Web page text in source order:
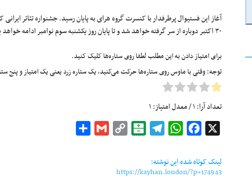
آغاز این فستیوال پرطرفدار با کنسرت گروه هرای به پایان رسید. جشنواره تئاتر
۳۰ اکتبر دوباره از سر گرفته خواهد شد و تا پایان روز یکشنبه سوم نوامبر ادامه خواهد یافت.
برای امتیاز دادن به این مطلب لطفا روی ستاره‌ها کلیک کنید.
توجه: وقتی با ماوس روی ستاره‌ها حرکت می‌کنید، یک ستاره زرد یعنی یک امتیاز و پنج
تعداد آرا:۱/ معدل امتیاز:۱
Facebook
WhatsApp
Telegram
Balatarin
Copy
Gmail
لینک کوتاه شده این نوشته:
https://kayhan.london/?p=174943